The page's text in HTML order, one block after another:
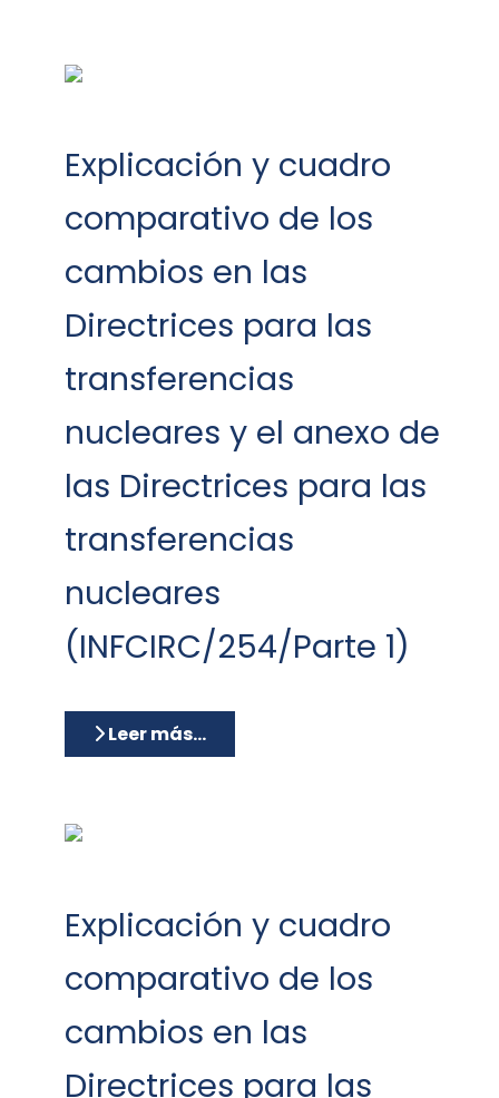
Explicación y cuadro
comparativo de los
cambios en las
Directrices para las
transferencias
nucleares y el anexo de
las Directrices para las
transferencias
nucleares
(INFCIRC/254/Parte 1)
Leer más…
Explicación y cuadro
comparativo de los
cambios en las
Directrices para las